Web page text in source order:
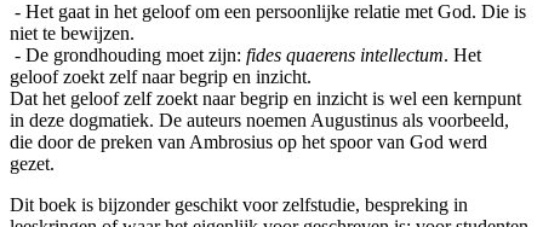
- Het gaat in het geloof om een persoonlijke relatie met God. Die is
niet te bewijzen.
- De grondhouding moet zijn: fides quaerens intellectum. Het
geloof zoekt zelf naar begrip en inzicht.
Dat het geloof zelf zoekt naar begrip en inzicht is wel een kernpunt
in deze dogmatiek. De auteurs noemen Augustinus als voorbeeld,
die door de preken van Ambrosius op het spoor van God werd
gezet.
Dit boek is bijzonder geschikt voor zelfstudie, bespreking in